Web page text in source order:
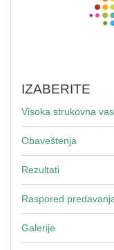
IZABERITE
Visoka strukovna
Obaveštenja
Rezultati
Raspored
Galerije